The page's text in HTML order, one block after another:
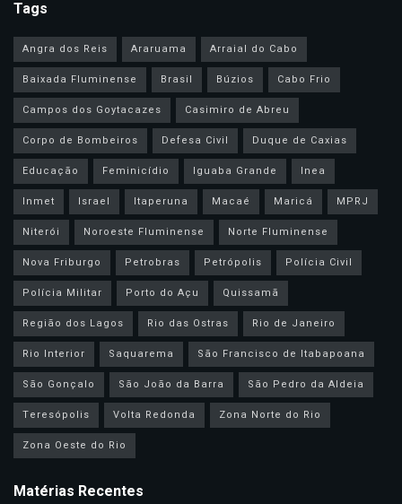
Tags
Angra dos Reis Araruama
Arraial do Cabo
Baixada Fluminense
Brasil Búzios
Cabo Frio
Campos dos Goytacazes
Casimiro de Abreu
Corpo de Bombeiros
Defesa Civil
Duque de Caxias
Educação
Feminicídio Iguaba Grande
Inea
Inmet
Israel Itaperuna Macaé Maricá
MPRJ
Niterói
Noroeste Fluminense
Norte Fluminense
Nova Friburgo
Petrobras Petrópolis
Polícia Civil
Polícia Militar
Porto do Açu
Quissamã
Região dos Lagos
Rio das Ostras
Rio de Janeiro
Rio Interior
Saquarema
São Francisco de Itabapoana
São Gonçalo
São João da Barra
São Pedro da Aldeia
Teresópolis
Volta Redonda
Zona Norte do Rio
Zona Oeste do Rio
Matérias Recentes